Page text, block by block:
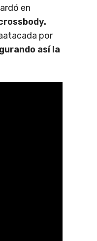
en
por
así la